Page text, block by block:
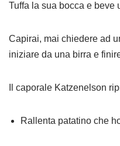
Tuffa la sua bocca e beve
Capirai, mai chiedere ad
iniziare da una birra e
Il caporale Katzenelson
Rallenta patatino che